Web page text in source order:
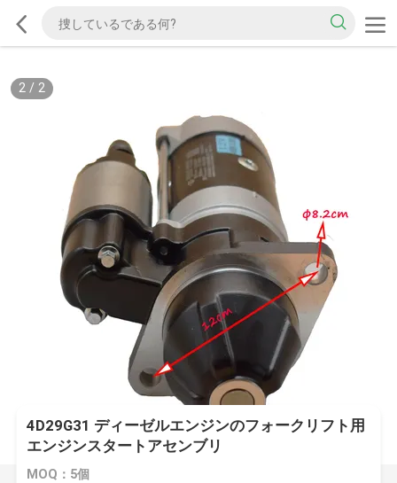
2/ 2
4D29G31 ディーゼルエンジンのフォークリフト用
エンジンスタートアセンブリ
MOQ：5個